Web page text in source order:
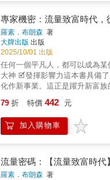
專家機密：流量致富時代，
羅素．布朗森 著
大牌出版 出版
2025/10/01 出版
任何一個平凡人，都可以成為
大神 🗹發揮影響力這本書具備
化作新事業。這正是躍升新富
收的成功祕密──1人創業、團隊
些：🚀什麼是「會賺錢的專家
造超強黏力的忠實鐵粉？🚀流
斗，讓人流變金流，也將掌握
徹底掌握「專家致富」的流量
79 折 特價 442 元
加入購物車
流量密碼：【流量致富時代
羅素．布朗森 著